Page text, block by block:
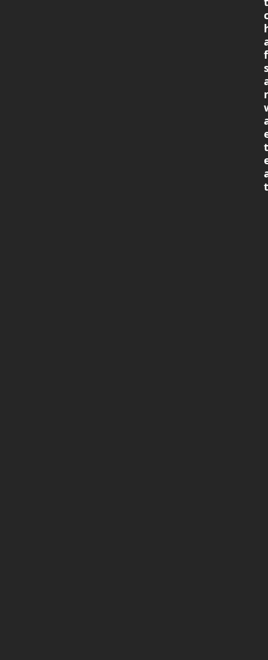
t
t